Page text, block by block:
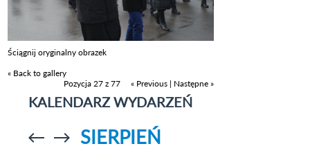
Ściągnij oryginalny obrazek
« Back to gallery
Pozycja 27 z 77
« Previous | Następne »
KALENDARZ WYDARZEŃ
Przejdź doPrzejdź do
SIERPIEŃ